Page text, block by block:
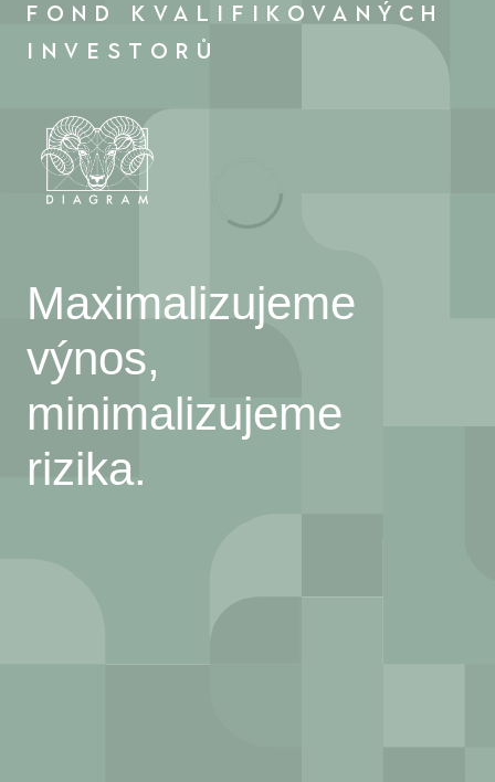
FOND KVALIFIKOVANÝCH
INVESTORŮ
Maximalizujeme
výnos,
minimalizujeme
rizika.